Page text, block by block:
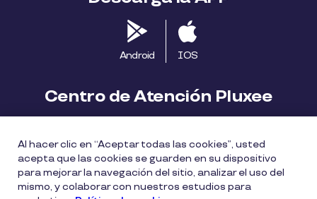
Android IOS
Centro de Atención Pluxee
consumidores.uy@pluxeegroup.com
Centro de reclamos
Al hacer clic en “Aceptar todas las cookies”, usted
acepta que las cookies se guarden en su dispositivo
para mejorar la navegación del sitio, analizar el uso del
mismo, y colaborar con nuestros estudios para